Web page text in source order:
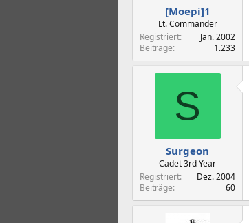
[Moepi]1
Lt. Commander
Registriert
Jan. 2002
Beiträge
1.233
S
Surgeon
Cadet 3rd Year
Registriert
Dez. 2004
Beiträge
60